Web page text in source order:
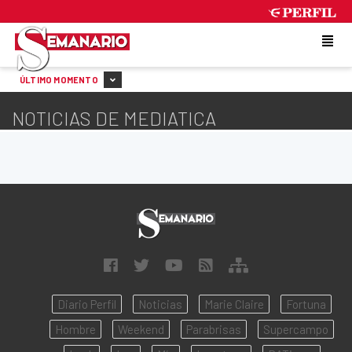
ÚLTIMO MOMENTO
NOTICIAS DE MEDIATICA
Diario Perfil Noticias Marie Claire
Fortuna
Hombre
Weekend Parabrisas
Supercampo